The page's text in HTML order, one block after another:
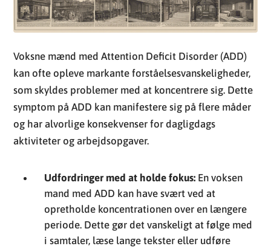
Voksne mænd med Attention Deficit Disorder (ADD)
kan ofte opleve markante forståelsesvanskeligheder,
som skyldes problemer med at koncentrere sig. Dette
symptom på ADD kan manifestere sig på flere måder
og har alvorlige konsekvenser for dagligdags
aktiviteter og arbejdsopgaver.
Udfordringer med at holde fokus: En voksen
mand med ADD kan have svært ved at
opretholde koncentrationen over en længere
periode. Dette gør det vanskeligt at følge med
i samtaler, læse lange tekster eller udføre